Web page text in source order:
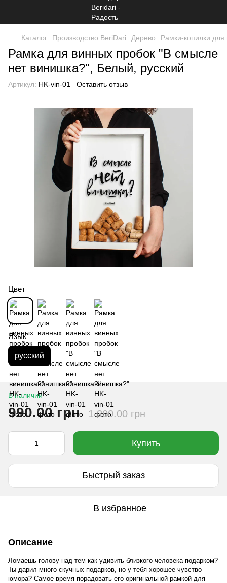
Каталог Производство BeriDari Дерево Рамки-копилки
Рамка для винных пробок "В смысле
нет винишка?", Белый, русский
Артикул: HK-vin-01 Оставить отзыв
Цвет
Язык
русский
В наличии
990.00 грн 1 200.00 грн
Купить
Быстрый заказ
В избранное
Описание
Ломаешь голову над тем как удивить близкого человека подарком?
Ты дарил много скучных подарков, но у тебя хорошее чувство
юмора? Самое время порадовать его оригинальной рамкой для